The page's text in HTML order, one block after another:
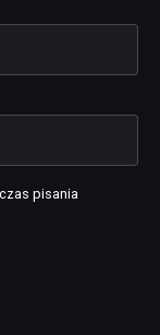
pisania